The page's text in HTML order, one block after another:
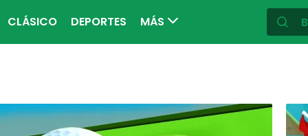
CLÁSICO DEPORTES MÁS